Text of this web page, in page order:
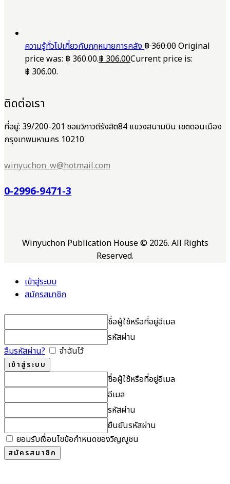
ความรู้ทั่วไปเกี่ยวกับกฎหมายการคลัง ฿360.00Original
price was: ฿ 360.00.฿ 306.00Current price is:
฿ 306.00.
ติดต่อเรา
ที่อยู่: 39/200-201 ซอยวิภาวดีรังสิต84 แขวงสนามบิน เขตดอนเมือง
กรุงเทพมหานคร 10210
winyuchon_w@hotmail.com
0-2996-9471-3
Winyuchon Publication House © 2026. All Rights
Reserved.
เข้าสู่ระบบ
สมัครสมาชิก
ชื่อผู้ใช้หรือที่อยู่อีเมล
รหัสผ่าน
ลืมรหัสผ่าน?
จำฉันไว้
ชื่อผู้ใช้หรือที่อยู่อีเมล
อีเมล
รหัสผ่าน
ยืนยันรหัสผ่าน
ยอมรับเงื่อนไขข้อกำหนดของวิญญูชน